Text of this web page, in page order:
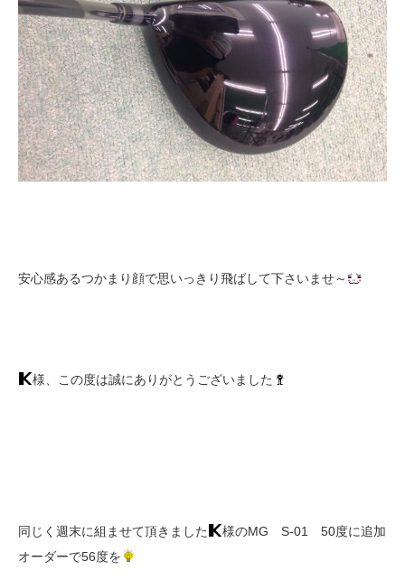
安心感あるつかまり顔で思いっきり飛ばして下さいませ～
様、この度は誠にありがとうございました
同じく週末に組ませて頂きました
様のMG S-01 50度に追加
オーダーで56度を